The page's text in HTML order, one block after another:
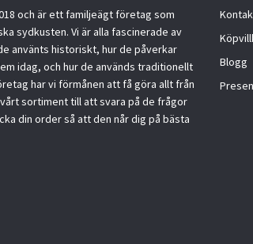
och är ett familjeägt företag som
sydkusten. Vi är alla fascinerade av
använts historiskt, hur de påverkar
idag, och hur de används traditionellt
har vi förmånen att få göra allt från
sortiment till att svara på de frågor
din order så att den når dig på bästa
Blogg